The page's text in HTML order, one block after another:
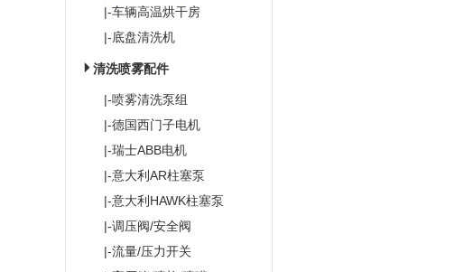
|-车辆高温烘干房
|-底盘清洗机
清洗喷雾配件
|-喷雾清洗泵组
|-德国西门子电机
|-瑞士ABB电机
|-意大利AR柱塞泵
|-意大利HAWK柱塞泵
|-调压阀/安全阀
|-流量/压力开关